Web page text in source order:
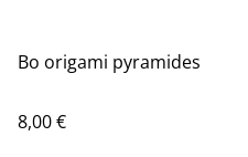
Bo origami pyramides
8,00 €